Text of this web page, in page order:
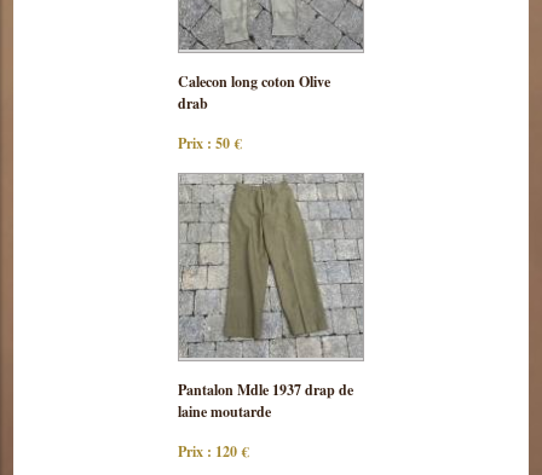
Consulter
cette pièce
Calecon long coton Olive
drab
Prix : 50 €
Consulter
cette pièce
Pantalon Mdle 1937 drap de
laine moutarde
Prix : 120 €